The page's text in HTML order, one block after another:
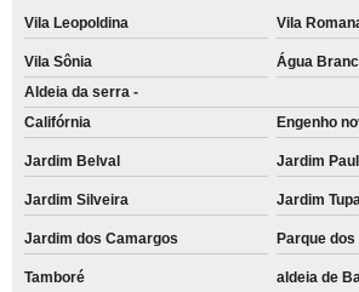
Vila Leopoldina Vila
Vila Sônia
Água
Aldeia da serra -
Califórnia
Engenho
Jardim Belval Jardim
Jardim Silveira Jardim
Jardim dos Camargos Parque
Tamboré aldeia de